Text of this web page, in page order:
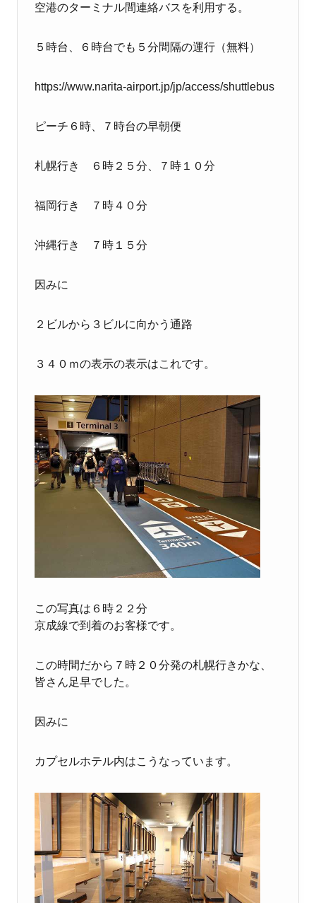
空港のターミナル間連絡バスを利用する。
５時台、６時台でも５分間隔の運行（無料）
https://www.narita-airport.jp/jp/access/shuttlebus
ピーチ６時、７時台の早朝便
札幌行き ６時２５分、７時１０分
福岡行き ７時４０分
沖縄行き ７時１５分
因みに
２ビルから３ビルに向かう通路
３４０ｍの表示の表示はこれです。
この写真は６時２２分
京成線で到着のお客様です。
この時間だから７時２０分発の札幌行きかな、
皆さん足早でした。
因みに
カプセルホテル内はこうなっています。